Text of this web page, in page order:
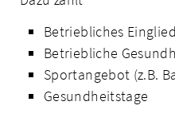
Betriebliches
Betriebliche
Sportangebot (z.B.
Gesundheitstage